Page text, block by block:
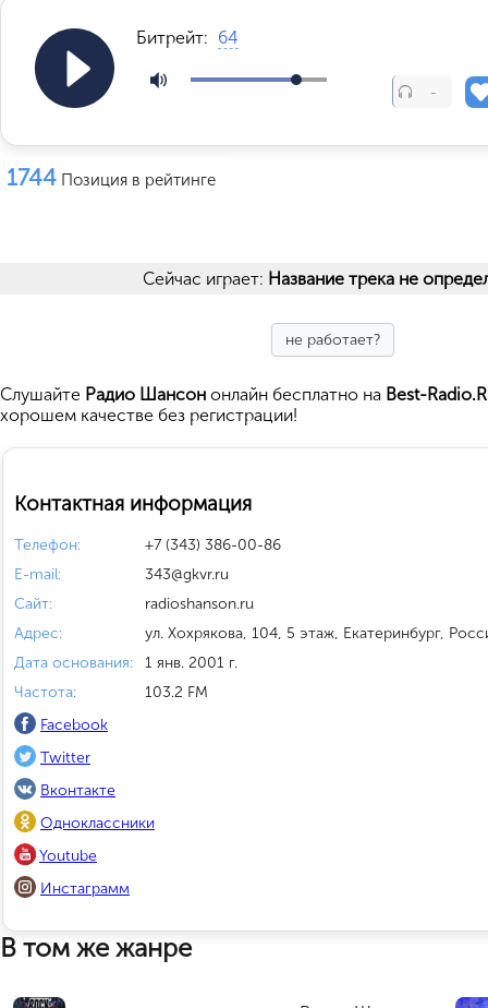
Битрейт: 64
-
1744 Позиция в рейтинге
Сейчас играет: Название трека не
не работает?
Cлушайте Радио Шансон онлайн бесплатно на Best-
хорошем качестве без регистрации!
Контактная информация
Телефон:
+7 (343) 386-00-86
E-mail:
343@gkvr.ru
Сайт:
radioshanson.ru
Адрес:
ул. Хохрякова, 104, 5 этаж, Екатеринбург,
Дата основания:
1 янв. 2001 г.
Частота:
103.2 FM
Facebook
Twitter
Вконтакте
Одноклассники
Youtube
Инстаграмм
В том же жанре